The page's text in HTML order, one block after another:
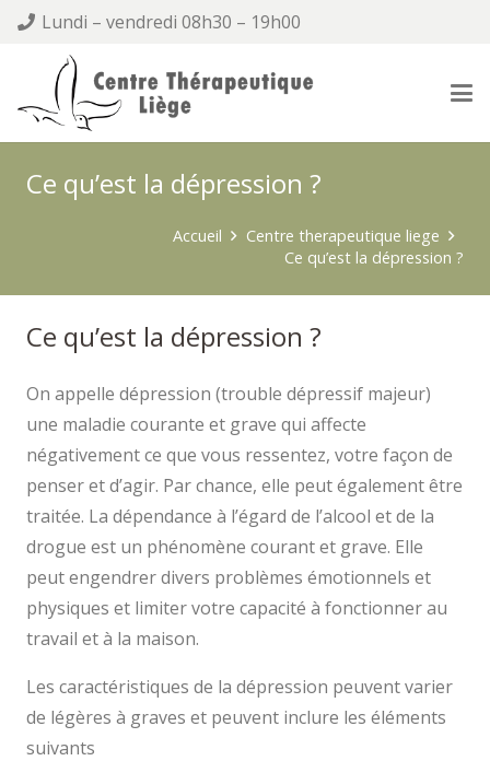
Lundi – vendredi 08h30 – 19h00
Ce qu’est la dépression ?
Accueil
Centre therapeutique liege
Ce qu’est la dépression ?
Ce qu’est la dépression ?
On appelle dépression (trouble dépressif majeur)
une maladie courante et grave qui affecte
négativement ce que vous ressentez, votre façon de
penser et d’agir. Par chance, elle peut également être
traitée. La dépendance à l’égard de l’alcool et de la
drogue est un phénomène courant et grave. Elle
peut engendrer divers problèmes émotionnels et
physiques et limiter votre capacité à fonctionner au
travail et à la maison.
Les caractéristiques de la dépression peuvent varier
de légères à graves et peuvent inclure les éléments
suivants